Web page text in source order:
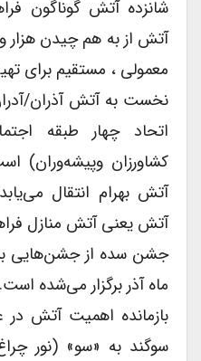
شانزده آتش گوناگون
آتش از به هم چیدن هزار
معمولی ، مستقیم برای
نخست به آتش آذران/
اتحاد چهار طبقه
کشاورزان وپیشه‌وران)
آتش بهرام انتقال
آتش یعنی آتش منازل
جشن سده از جشن‌هایی
ماه آذر برگزار می‌شده است.
بازمانده اهمیت آتش در
سوگند به «سو» (نور